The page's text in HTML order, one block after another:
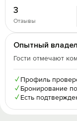
3
Отзывы
Опытный
Гости отмечают
✓ Профиль
✓ Бронирование
✓ Есть